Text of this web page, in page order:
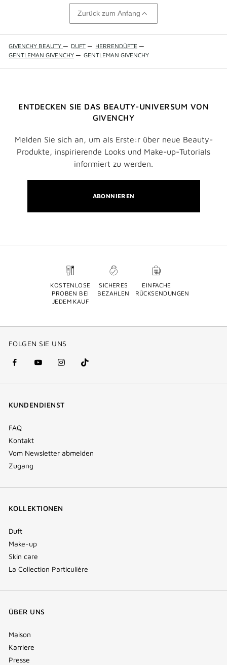
Zurück zum Anfang
GIVENCHY BEAUTY — DUFT — HERRENDÜFTE —
GENTLEMAN GIVENCHY — GENTLEMAN GIVENCHY
ENTDECKEN SIE DAS BEAUTY-UNIVERSUM VON
GIVENCHY
Melden Sie sich an, um als Erste:r über neue Beauty-
Produkte, inspirierende Looks und Make-up-Tutorials
informiert zu werden.
ABONNIEREN
KOSTENLOSE
PROBEN BEI
JEDEM KAUF
SICHERES
BEZAHLEN
EINFACHE
RÜCKSENDUNGEN
FOLGEN SIE UNS
facebook
(new
youtube
(new
instagram
(new
Tik
Tok
KUNDENDIENST
FAQ
Kontakt
Vom Newsletter abmelden
Zugang
KOLLEKTIONEN
Duft
Make-up
Skin care
La Collection Particulière
ÜBER UNS
Maison
Karriere
Presse